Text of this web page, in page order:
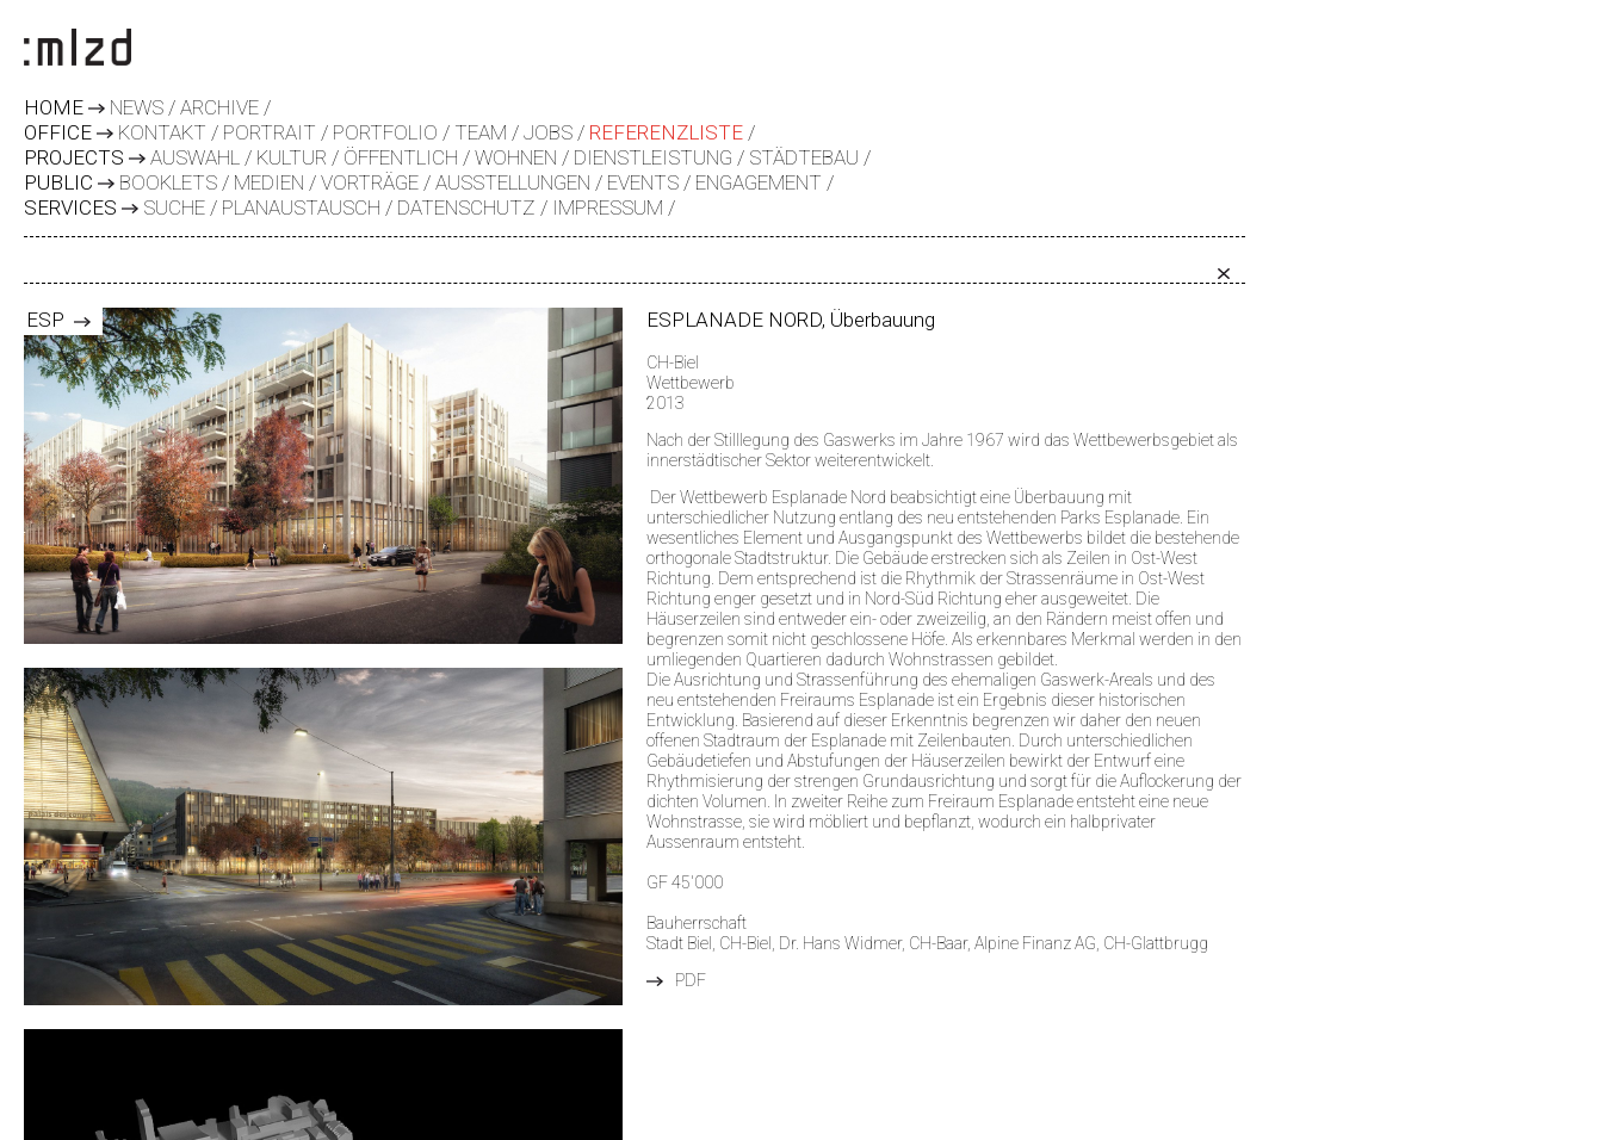
HOME NEWS
ARCHIVE
OFFICE
KONTAKT PORTRAIT PORTFOLIO TEAM JOBS
REFERENZLISTE
PROJECTS
AUSWAHL KULTUR ÖFFENTLICH WOHNEN DIENSTLEISTUNG
STÄDTEBAU
PUBLIC
BOOKLETS MEDIEN VORTRÄGE AUSSTELLUNGEN EVENTS
ENGAGEMENT
SERVICES
SUCHE PLANAUSTAUSCH DATENSCHUTZ IMPRESSUM
ESP ESPLANADE NORD, Überbauung
CH-Biel
Wettbewerb
2013
Nach der Stilllegung des Gaswerks im Jahre 1967 wird das Wettbewerbsgebiet als
innerstädtischer Sektor weiterentwickelt.
Der Wettbewerb Esplanade Nord beabsichtigt eine Überbauung mit
unterschiedlicher Nutzung entlang des neu entstehenden Parks Esplanade. Ein
wesentliches Element und Ausgangspunkt des Wettbewerbs bildet die bestehende
orthogonale Stadtstruktur. Die Gebäude erstrecken sich als Zeilen in Ost-West
Richtung. Dem entsprechend ist die Rhythmik der Strassenräume in Ost-West
Richtung enger gesetzt und in Nord-Süd Richtung eher ausgeweitet. Die
Häuserzeilen sind entweder ein- oder zweizeilig, an den Rändern meist offen und
begrenzen somit nicht geschlossene Höfe. Als erkennbares Merkmal werden in den
umliegenden Quartieren dadurch Wohnstrassen gebildet.
Die Ausrichtung und Strassenführung des ehemaligen Gaswerk-Areals und des
neu entstehenden Freiraums Esplanade ist ein Ergebnis dieser historischen
Entwicklung. Basierend auf dieser Erkenntnis begrenzen wir daher den neuen
offenen Stadtraum der Esplanade mit Zeilenbauten. Durch unterschiedlichen
Gebäudetiefen und Abstufungen der Häuserzeilen bewirkt der Entwurf eine
Rhythmisierung der strengen Grundausrichtung und sorgt für die Auflockerung der
dichten Volumen. In zweiter Reihe zum Freiraum Esplanade entsteht eine neue
Wohnstrasse, sie wird möbliert und bepflanzt, wodurch ein halbprivater
Aussenraum entsteht.
GF 45'000
Bauherrschaft
Stadt Biel, CH-Biel, Dr. Hans Widmer, CH-Baar, Alpine Finanz AG, CH-Glattbrugg
PDF